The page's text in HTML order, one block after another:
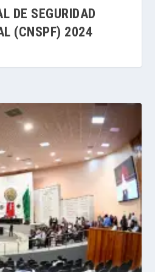
DE SEGURIDAD
(CNSPF) 2024